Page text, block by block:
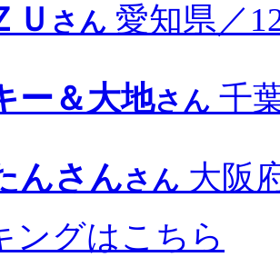
Ｕ さん 愛知県／
ー＆大地さん 千
んさんさん 大阪
ングはこちら